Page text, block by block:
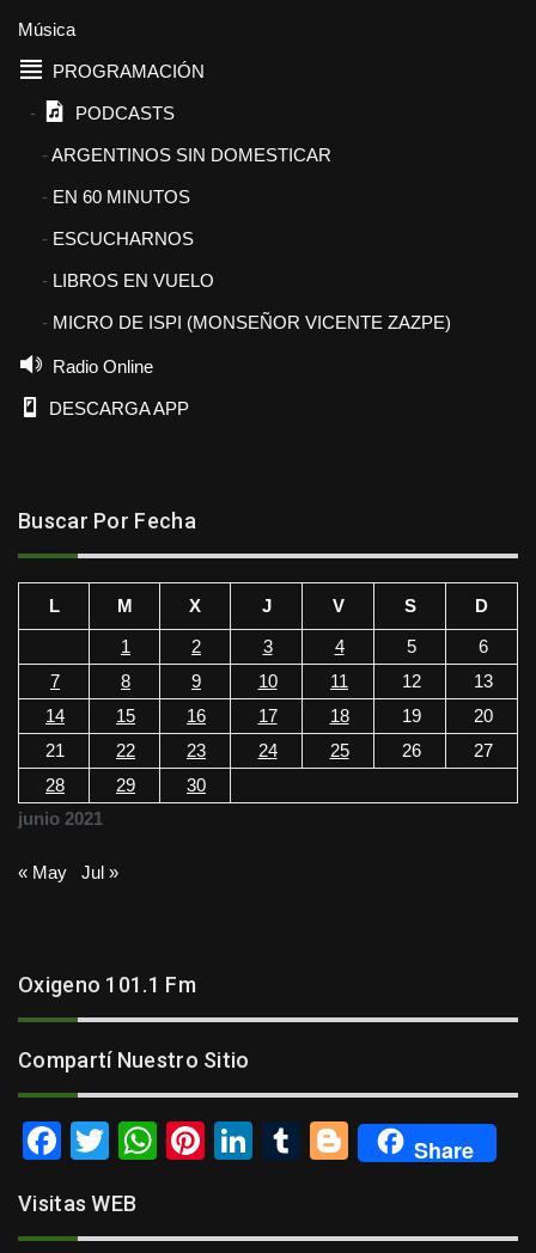
Música
PROGRAMACIÓN
PODCASTS
ARGENTINOS SIN DOMESTICAR
EN 60 MINUTOS
ESCUCHARNOS
LIBROS EN VUELO
MICRO DE ISPI (MONSEÑOR VICENTE ZAZPE)
Radio Online
DESCARGA APP
Buscar Por Fecha
junio 2021
L M X J V S
D
1
2 3 4 5
6
7
8 9 10 11 12
13
14
15 16 17 18 19
20
21
22 23 24 25 26
27
28
29 30
« May Jul »
Oxigeno 101.1 Fm
Compartí Nuestro Sitio
F
c
T
tt
W
Pi
Li
T
Bl
Share
Visitas WEB